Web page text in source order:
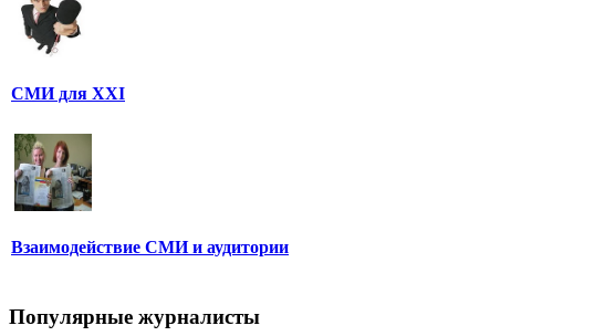
СМИ для XXI
Взаимодействие СМИ и аудитории
Популярные журналисты